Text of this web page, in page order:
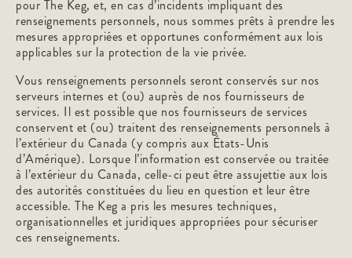
pour The Keg, et, en cas d’incidents impliquant des
renseignements personnels, nous sommes prêts à prendre les
mesures appropriées et opportunes conformément aux lois
applicables sur la protection de la vie privée.
Vous renseignements personnels seront conservés sur nos
serveurs internes et (ou) auprès de nos fournisseurs de
services. Il est possible que nos fournisseurs de services
conservent et (ou) traitent des renseignements personnels à
l’extérieur du Canada (y compris aux États-Unis
d’Amérique). Lorsque l’information est conservée ou traitée
à l’extérieur du Canada, celle-ci peut être assujettie aux lois
des autorités constituées du lieu en question et leur être
accessible. The Keg a pris les mesures techniques,
organisationnelles et juridiques appropriées pour sécuriser
ces renseignements.